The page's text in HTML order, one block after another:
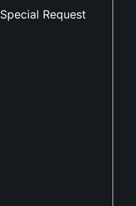
Special Request